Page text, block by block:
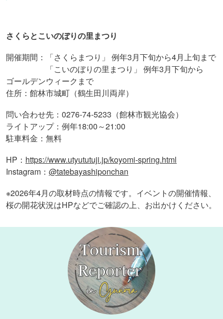
さくらとこいのぼりの里まつり
開催期間：「さくらまつり」 例年3月下旬から4月上旬まで
「こいのぼりの里まつり」 例年3月下旬から
ゴールデンウィークまで
住所：館林市城町（鶴生田川両岸）
問い合わせ先：0276-74-5233（館林市観光協会）
ライトアップ：例年18:00～21:00
駐車料金：無料
HP ： https://www.utyututuji.jp/koyomi-spring.html
Instagram ： @tatebayashiponchan
※2026年4月の取材時点の情報です。イベントの開催情報、
桜の開花状況はHPなどでご確認の上、お出かけください。